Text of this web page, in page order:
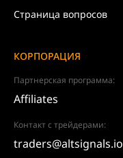
Страница вопросов
КОРПОРАЦИЯ
Партнерская программа:
Affiliates
Контакт с трейдерами:
traders@altsignals.io